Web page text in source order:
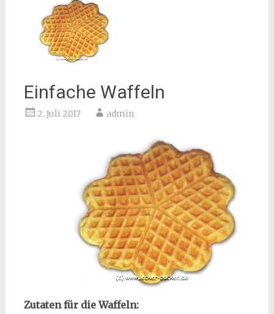
Einfache Waffeln
2. Juli 2017 admin
Zutaten für die Waffeln: